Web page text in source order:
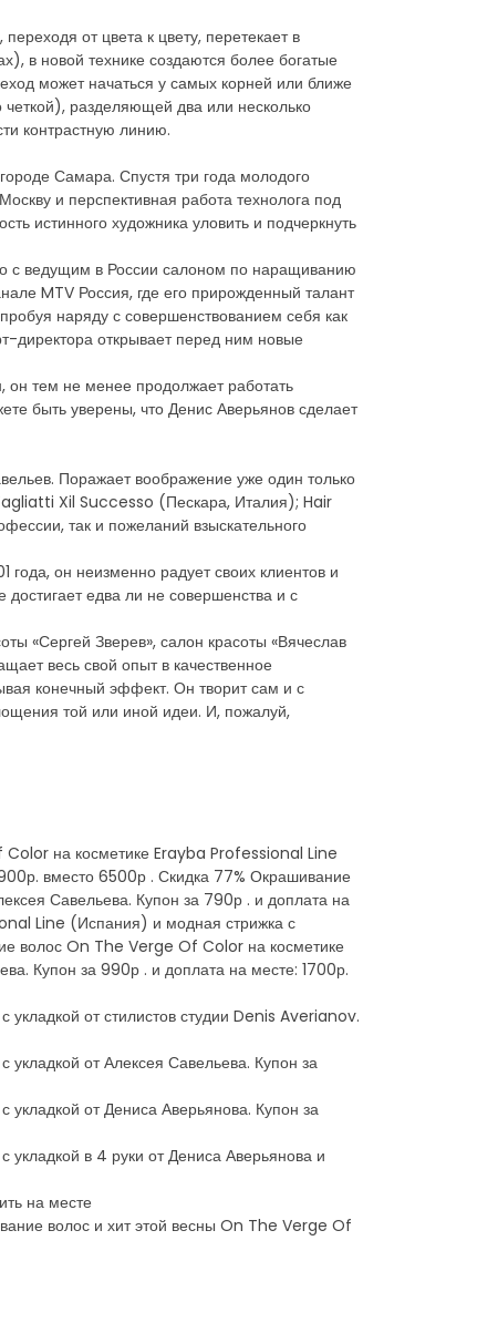
от цвета к цвету, перетекает в
в новой технике создаются более богатые
может начаться у самых корней или ближе
разделяющей два или несколько
контрастную линию.
Самара. Спустя три года молодого
и перспективная работа технолога под
истинного художника уловить и подчеркнуть
с ведущим в России салоном по наращиванию
MTV Россия, где его прирожденный талант
наряду с совершенствованием себя как
директора открывает перед ним новые
он тем не менее продолжает работать
быть уверены, что Денис Аверьянов сделает
Поражает воображение уже один только
Xil Successo (Пескара, Италия); Hair
так и пожеланий взыскательного
года, он неизменно радует своих клиентов и
достигает едва ли не совершенства и с
«Сергей Зверев», салон красоты «Вячеслав
весь свой опыт в качественное
конечный эффект. Он творит сам и с
той или иной идеи. И, пожалуй,
на косметике Erayba Professional Line
вместо 6500р . Скидка 77% Окрашивание
Савельева. Купон за 790р . и доплата на
Line (Испания) и модная стрижка с
волос On The Verge Of Color на косметике
Купон за 990р . и доплата на месте: 1700р.
от стилистов студии Denis Averianov.
от Алексея Савельева. Купон за
от Дениса Аверьянова. Купон за
в 4 руки от Дениса Аверьянова и
на месте
волос и хит этой весны On The Verge Of